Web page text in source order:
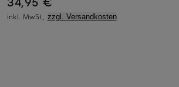
inkl. MwSt., zzgl. Versandkosten